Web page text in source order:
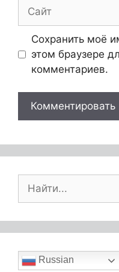
Сохранить моё
этом браузере
комментариев.
Russian